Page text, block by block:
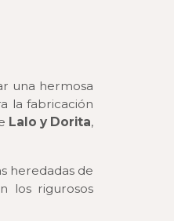
una hermosa
la fabricación
Lalo y Dorita,
heredadas de
los rigurosos